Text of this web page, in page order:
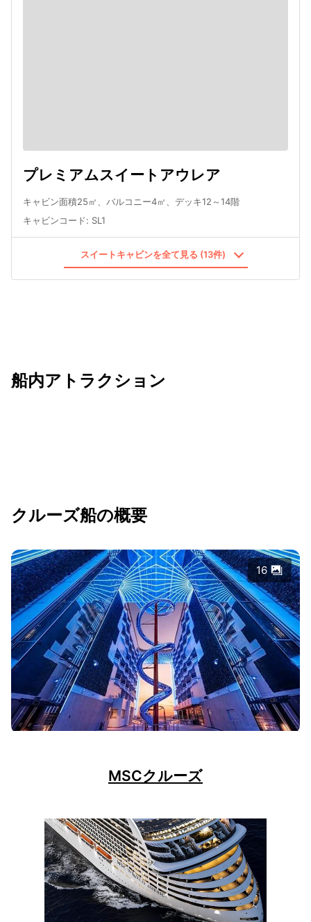
プレミアムスイートアウレア
キャビン面積25㎡、バルコニー4㎡、デッキ12～14階
キャビンコード: SL1
スイートキャビンを全て見る (13件)
船内アトラクション
クルーズ船の概要
16
MSCクルーズ